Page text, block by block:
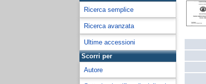
Ricerca semplice
Ricerca avanzata
Ultime accessioni
Scorri per
Autore